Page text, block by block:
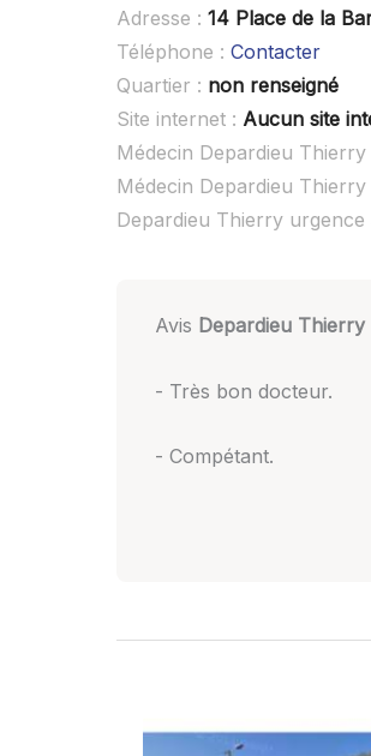
Adresse : 14 Place de la
Téléphone : Contacter
Quartier : non renseigné
Site internet : Aucun site
Médecin Depardieu Thierry
Médecin Depardieu
Depardieu Thierry urgence
Avis Depardieu Thierry
- Très bon docteur.
- Compétant.